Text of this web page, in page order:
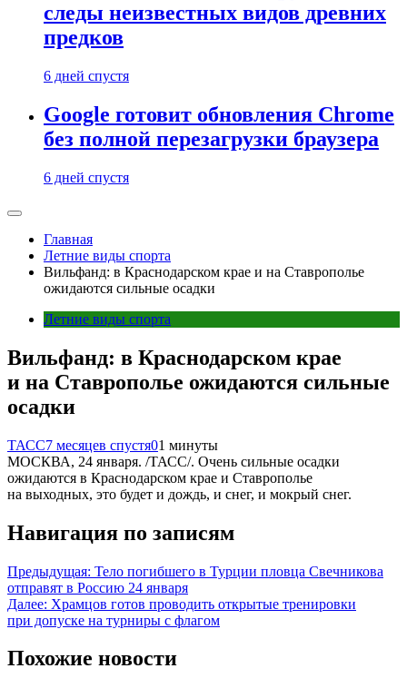
следы неизвестных видов древних
предков
6 дней спустя
Google готовит обновления Chrome
без полной перезагрузки браузера
6 дней спустя
Главная
Летние виды спорта
Вильфанд: в Краснодарском крае и на Ставрополье
ожидаются сильные осадки
Летние виды спорта
Вильфанд: в Краснодарском крае
и на Ставрополье ожидаются сильные
осадки
ТАСС7 месяцев спустя01 минуты
МОСКВА, 24 января. /ТАСС/. Очень сильные осадки
ожидаются в Краснодарском крае и Ставрополье
на выходных, это будет и дождь, и снег, и мокрый снег.
Навигация по записям
Предыдущая: Тело погибшего в Турции пловца Свечникова
отправят в Россию 24 января
Далее: Храмцов готов проводить открытые тренировки
при допуске на турниры с флагом
Похожие новости